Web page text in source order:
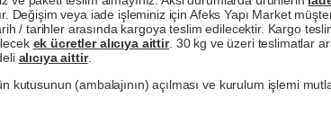
Değişim veya iade işleminiz için Afeks Yapı Market
/ tarihler arasında kargoya teslim edilecektir. Kargo
ek ücretler alıcıya aittir. 30 kg ve üzeri teslimatlar
alıcıya aittir.
(ambalajının) açılması ve kurulum işlemi